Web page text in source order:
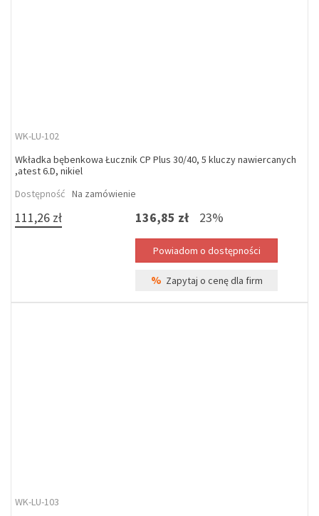
WK-LU-102
Wkładka bębenkowa Łucznik CP Plus 30/40, 5 kluczy nawiercanych
,atest 6.D, nikiel
Dostępność Na zamówienie
111,26 zł 136,85 zł 23%
% Zapytaj o cenę dla firm
WK-LU-103